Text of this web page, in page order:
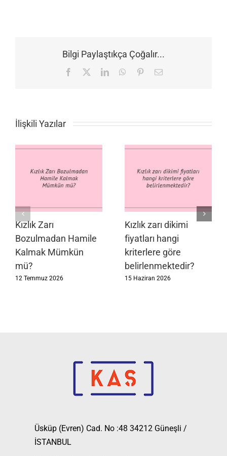
Bilgi Paylaştıkça Çoğalır...
Facebook LinkedInWhatsApp
Pinterest
E-
İlişkili Yazılar
Kızlık Zarı
Bozulmadan Hamile
Kalmak Mümkün
mü?
12 Temmuz 2026
Kızlık zarı dikimi
fiyatları hangi
kriterlere göre
belirlenmektedir?
15 Haziran 2026
Üsküp (Evren) Cad. No :48 34212 Güneşli /
İSTANBUL